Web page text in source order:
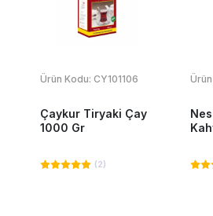
Ürün Kodu: CY101106
Çaykur Tiryaki Çay
1000 Gr
(2)